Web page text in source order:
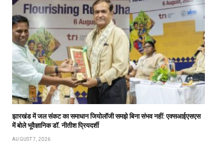
झारखंड में जल संकट का समाधान जियोलॉजी समझे बिना संभव नहीं: एक्सआईएसएस
में बोले भूवैज्ञानिक डॉ. नीतीश प्रियदर्शी
AUGUST 7, 2026